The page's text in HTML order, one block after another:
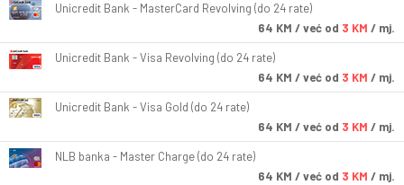
Unicredit Bank - MasterCard Revolving (do 24 rate)
64 KM / već od 3 KM / mj.
Unicredit Bank - Visa Revolving (do 24 rate)
64 KM / već od 3 KM / mj.
Unicredit Bank - Visa Gold (do 24 rate)
64 KM / već od 3 KM / mj.
NLB banka - Master Charge (do 24 rate)
64 KM / već od 3 KM / mj.